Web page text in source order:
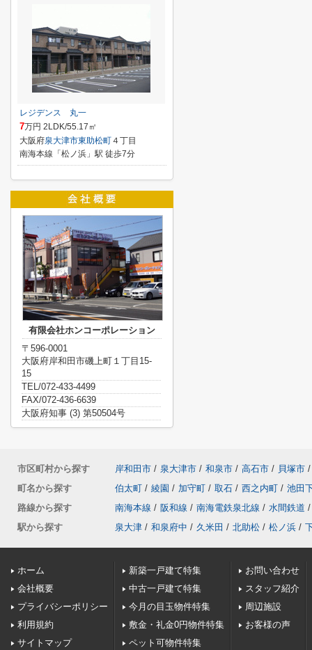
レジデンス 丸一
7万円 2LDK/55.17㎡
大阪府泉大津市東助松町４丁目
南海本線「松ノ浜」駅 徒歩7分
有限会社ホンコーポレーション
〒596-0001
大阪府岸和田市磯上町１丁目15-
15
TEL/072-433-4499
FAX/072-436-6639
大阪府知事 (3) 第50504号
市区町村から探す 岸和田市 / 泉大津市 / 和泉市 / 高石市 / 貝塚市 /
町名から探す
伯太町 / 綾園 / 加守町 / 取石 / 西之内町 / 池田
路線から探す
南海本線 / 阪和線 / 南海電鉄泉北線 / 水間鉄道 /
駅から探す
泉大津 / 和泉府中 / 久米田 / 北助松 / 松ノ浜 /
ホーム
会社概要
プライバシーポリシー
利用規約
サイトマップ
新築一戸建て特集
中古一戸建て特集
今月の目玉物件特集
敷金・礼金0円物件特集
ペット可物件特集
お問い合わせ
スタッフ紹介
周辺施設
お客様の声